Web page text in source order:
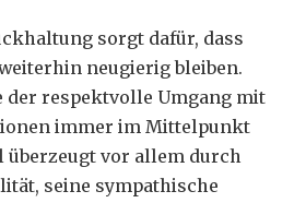
sorgt dafür, dass
neugierig bleiben.
der respektvolle Umgang mit
immer im Mittelpunkt
überzeugt vor allem durch
seine sympathische